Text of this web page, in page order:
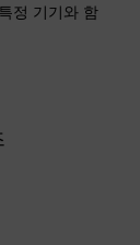
정 기기와 함